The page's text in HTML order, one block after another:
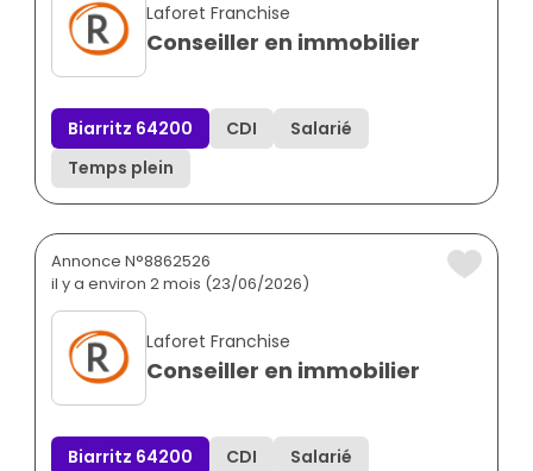
Laforet Franchise
Conseiller en immobilier
Biarritz 64200 CDI
Salarié
Temps plein
Annonce N°8862526
il y a environ 2 mois (23/06/2026)
Laforet Franchise
Conseiller en immobilier
Biarritz 64200 CDI
Salarié